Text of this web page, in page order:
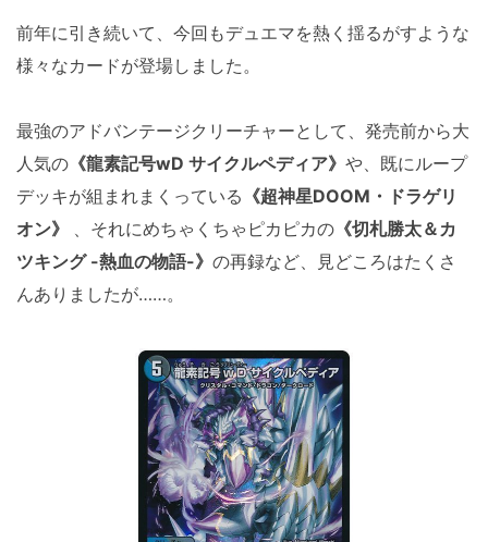
前年に引き続いて、今回もデュエマを熱く揺るがすような
様々なカードが登場しました。
最強のアドバンテージクリーチャーとして、発売前から大
人気の 《龍素記号wD サイクルペディア》 や、既にループ
デッキが組まれまくっている 《超神星DOOM・ドラゲリ
オン》 、それにめちゃくちゃピカピカの 《切札勝太＆カ
ツキング -熱血の物語-》 の再録など、見どころはたくさ
んありましたが……。